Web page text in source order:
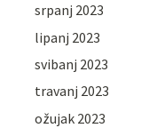
srpanj 2023
lipanj 2023
svibanj 2023
travanj 2023
ožujak 2023